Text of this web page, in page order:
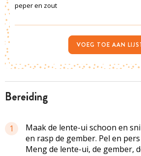
bereiding
1
Maak de lente-ui schoon en
en rasp de gember. Pel en
Meng de lente-ui, de gember,
peper en zout
VOEG TOE AAN